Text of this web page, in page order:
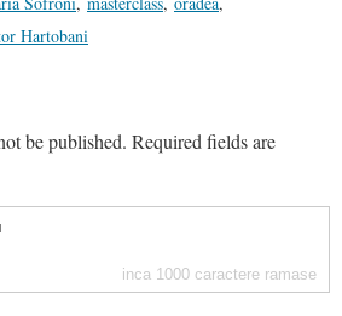
Hartobani
be published. Required fields are
inca 1000 caractere ramase